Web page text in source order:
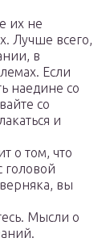
их не
Лучше всего,
в
Если
наедине со
со
и
о том, что
головой
вы
Мысли о